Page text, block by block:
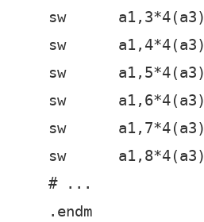
    sw      a1,3*4(a3)
    sw      a1,4*4(a3)
    sw      a1,5*4(a3)
    sw      a1,6*4(a3)
    sw      a1,7*4(a3)
    sw      a1,8*4(a3)
    # ...
    .endm